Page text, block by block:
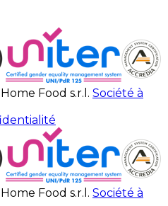
Food s.r.l. Société à
Food s.r.l. Société à